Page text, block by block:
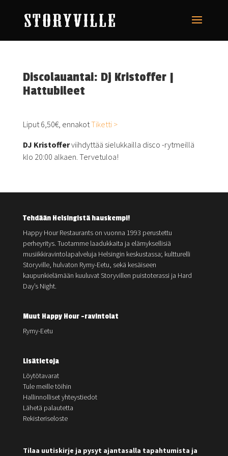
Discolauantai: Dj Kristoffer |
Hattubileet
Liput 6,50€, ennakotTiketti >
DJ Kristofferviihdyttää sielukkailla disco -rytmeillä
klo 20:00 alkaen. Tervetuloa!
Tehdään Helsingistä hauskempi!
Happy Hour Restaurants on vuonna 1993 perustettu
perheyritys. Tuotamme laadukkaita ja elämyksellisiä
musiikkiravintolapalveluja Helsingin keskustassa; kultturelli
Storyville, hulvaton Rymy-Eetu, sekä kesäiseen
kaupunkielämään kuuluvat Storyvillen puistoterassi ja Hard
Day’s Night.
Muut Happy Hour -ravintolat
Rymy-Eetu
Lisätietoja
Löytötavarat
Tule meille töihin
Hallinnolliset yhteystiedot
Lähetä palautetta
Rekisteriseloste
Tilaa uutiskirje ja pysyt ajantasalla tapahtumista ja